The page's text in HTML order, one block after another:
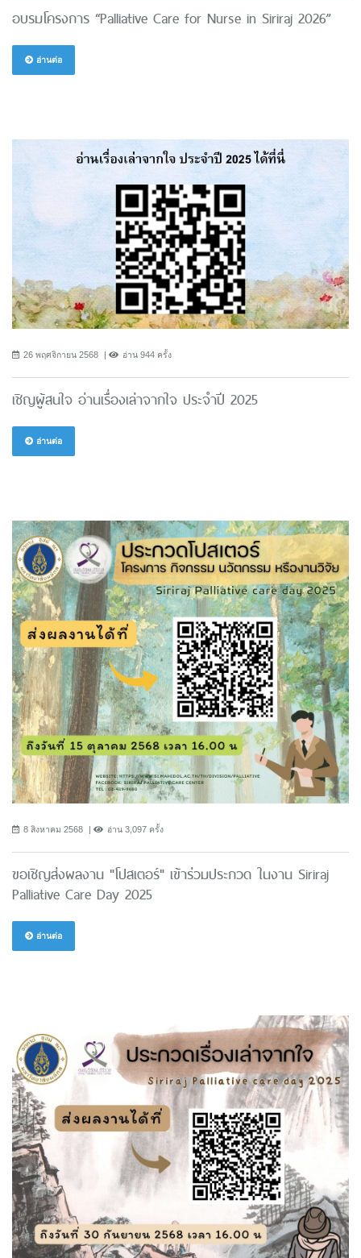
อบรมโครงการ “Palliative Care for Nurse in Siriraj 2026”
อ่านต่อ
26 พฤศจิกายน 2568 อ่าน 944 ครั้ง
เชิญผู้สนใจ อ่านเรื่องเล่าจากใจ ประจำปี 2025
อ่านต่อ
8 สิงหาคม 2568 อ่าน 3,097 ครั้ง
ขอเชิญส่งผลงาน "โปสเตอร์" เข้าร่วมประกวด ในงาน Siriraj
Palliative Care Day 2025
อ่านต่อ